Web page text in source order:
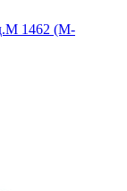
1462 (М-